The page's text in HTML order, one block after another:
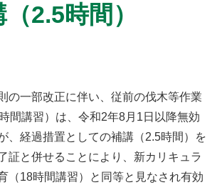
修了証再交付
2.5時間）
の一部改正に伴い、従前の伐木等作業
間講習）は、令和2年8月1日以降無効
、経過措置としての補講（2.5時間）を
証と併せることにより、新カリキュラ
（18時間講習）と同等と見なされ有効